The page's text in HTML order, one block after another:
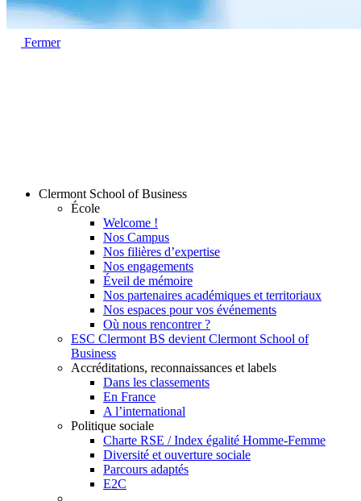
Fermer
Clermont School of Business
École
Welcome !
Nos Campus
Nos filières d’expertise
Nos engagements
Éveil de mémoire
Nos partenaires académiques et territoriaux
Nos espaces pour vos événements
Où nous rencontrer ?
ESC Clermont BS devient Clermont School of
Business
Accréditations, reconnaissances et labels
Dans les classements
En France
A l’international
Politique sociale
Charte RSE / Index égalité Homme-Femme
Diversité et ouverture sociale
Parcours adaptés
E2C